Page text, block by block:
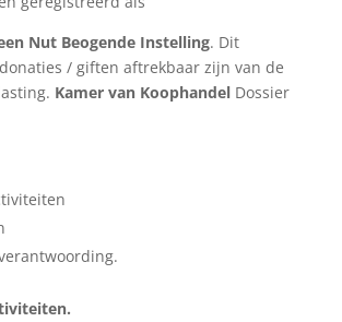
Nut Beogende Instelling. Dit
/ giften aftrekbaar zijn van de
Kamer van Koophandel Dossier